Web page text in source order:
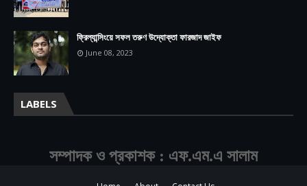
ফ্রিল্যান্সিংয়ে সফল তরুণ উদ্যোক্তা ফারজাদ জাইফ
June 08, 2023
LABELS
সম্পাদক ও প্রকাশক : এফ.এম.এ সালাম